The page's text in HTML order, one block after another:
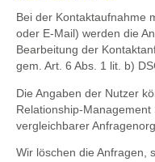
Bei der Kontaktaufnahme
oder E-Mail) werden die
Bearbeitung der
gem. Art. 6 Abs. 1 lit. b)
Die Angaben der Nutzer
Relationship-
vergleichbarer
Wir löschen die Anfragen,